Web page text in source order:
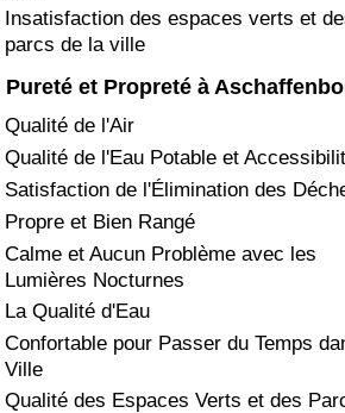
Insatisfaction des espaces verts et
parcs de la ville
Pureté et Propreté à
Qualité de l'Air
Qualité de l'Eau Potable et
Satisfaction de l'Élimination des
Propre et Bien Rangé
Calme et Aucun Problème avec les
Lumières Nocturnes
La Qualité d'Eau
Confortable pour Passer du Temps
Ville
Qualité des Espaces Verts et des
Indice des soins de santé
Indice des soins de santé par Pays
Pollution
Indice de Pollution (Actuel)
Indice de pollution
Indice de Pollution par Pays
Trafic